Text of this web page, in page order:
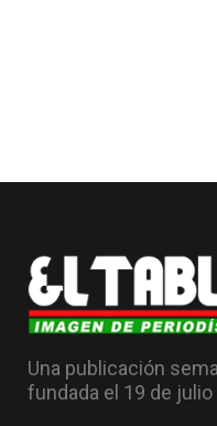
Una publicación
fundada el 19 de julio